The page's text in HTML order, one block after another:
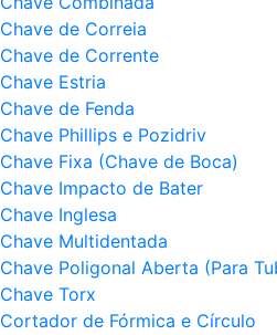
Chave de Correia
Chave de Corrente
Chave Estria
Chave de Fenda
Chave Phillips e Pozidriv
Chave Fixa (Chave de Boca)
Chave Impacto de Bater
Chave Inglesa
Chave Multidentada
Chave Poligonal Aberta (Para
Chave Torx
Cortador de Fórmica e Círculo